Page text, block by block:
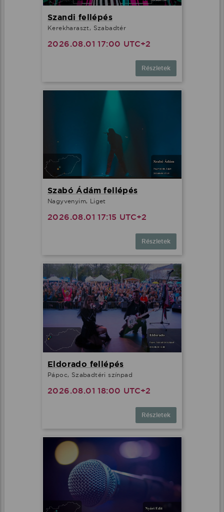
Szandi fellépés
Kerekharaszt, Szabadtér
2026.08.01 17:00 UTC+2
Részletek
Szabó Ádám fellépés
Nagyvenyim, Liget
2026.08.01 17:15 UTC+2
Részletek
Eldorado fellépés
Pápoc, Szabadtéri színpad
2026.08.01 18:00 UTC+2
Részletek